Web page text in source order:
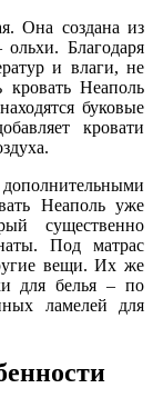
Она создана из
Благодаря
и влаги, не
Неаполь
буковые
кровати
Неаполь уже
существенно
Под матрас
вещи. Их же
для белья – по
ламелей для